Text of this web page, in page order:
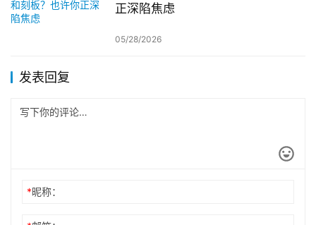
正深陷焦虑
05/28/2026
发表回复
*昵称：